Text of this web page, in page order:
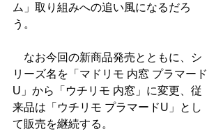
ム」取り組みへの追い風になるだろ
う。
なお今回の新商品発売とともに、シ
リーズ名を「マドリモ 内窓 プラマード
U」から「ウチリモ 内窓」に変更、従
来品は「ウチリモ プラマードU」とし
て販売を継続する。